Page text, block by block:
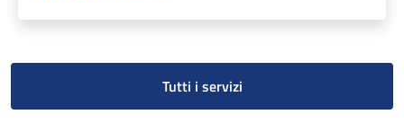
Tutti i servizi